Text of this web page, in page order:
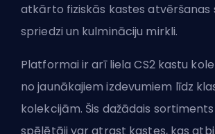
atkārto fiziskās kastes atvēršanas
spriedzi un kulmināciju mirkli.
Platformai ir arī liela CS2 kastu
no jaunākajiem izdevumiem līdz
kolekcijām. Šis dažādais
spēlētāji var atrast kastes, kas